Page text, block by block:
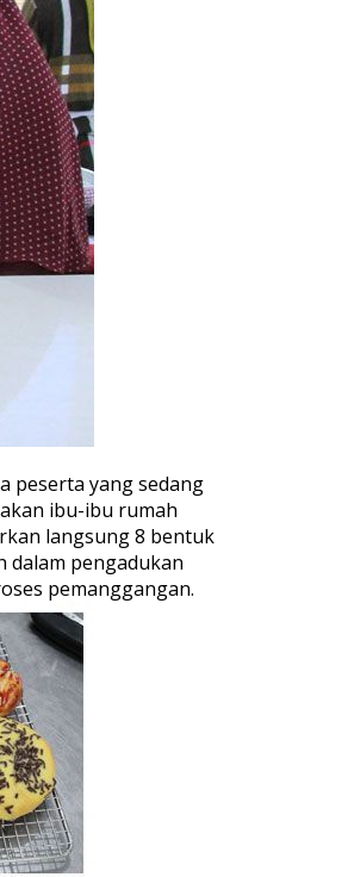
peserta yang sedang
ibu-ibu rumah
langsung 8 bentuk
dalam pengadukan
pemanggangan.